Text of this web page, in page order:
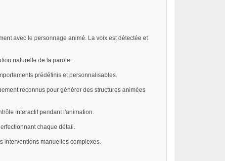
avec le personnage animé. La voix est détectée et
naturelle de la parole.
prédéfinis et personnalisables.
reconnus pour générer des structures animées
interactif pendant l'animation.
chaque détail.
interventions manuelles complexes.